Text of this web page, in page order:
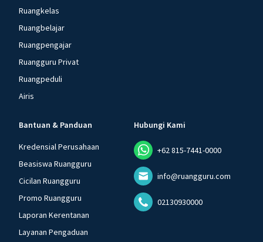
Ruangkelas
Ruangbelajar
Ruangpengajar
Ruangguru Privat
Ruangpeduli
Airis
Bantuan & Panduan
Kredensial Perusahaan
Beasiswa Ruangguru
Cicilan Ruangguru
Promo Ruangguru
Laporan Kerentanan
Layanan Pengaduan
Hubungi Kami
+62 815-7441-0000
info@ruangguru.com
02130930000